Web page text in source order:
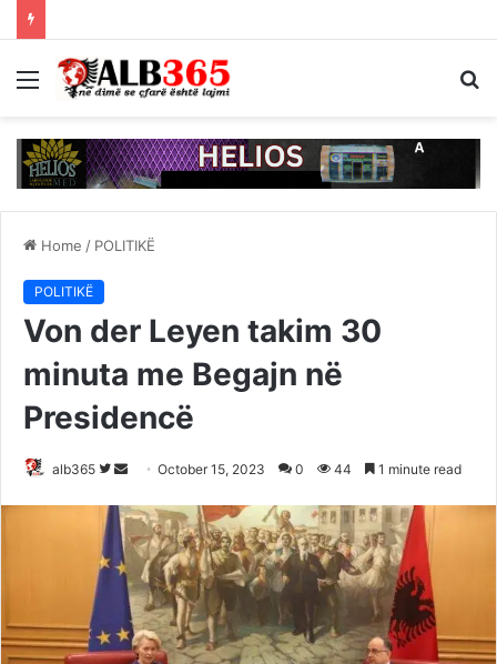
Menu
Home / POLITIKË
POLITIKË
Von der Leyen takim 30
minuta me Begajn në
Presidencë
alb365
Follow
Twitter
Send
email
October 15, 2023 0 44 1 minute read